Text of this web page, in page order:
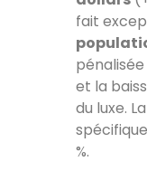
fait
et la
du luxe.
%.